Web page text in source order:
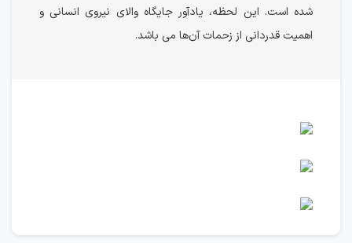
شده است. این لحظه، یادآور جایگاه والای نیروی انسانی و
اهمیت قدردانی از زحمات آن‌ها می باشد.